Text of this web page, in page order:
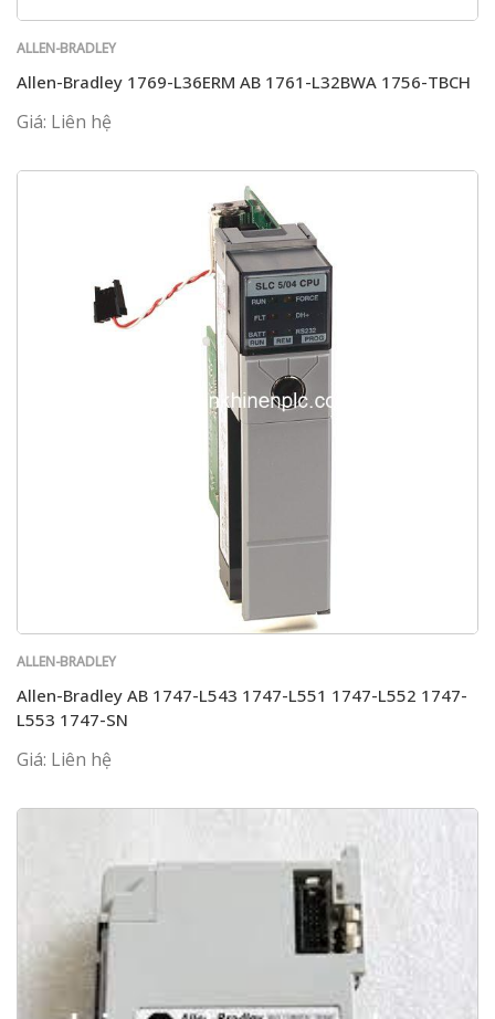
ALLEN-BRADLEY
Allen-Bradley 1769-L36ERM AB 1761-L32BWA 1756-TBCH
Giá: Liên hệ
ALLEN-BRADLEY
Allen-Bradley AB 1747-L543 1747-L551 1747-L552 1747-
L553 1747-SN
Giá: Liên hệ